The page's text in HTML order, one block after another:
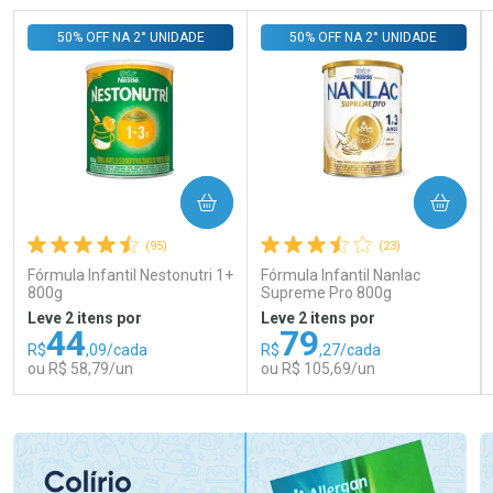
(95)
Fórmula Infantil Nestonutri 1+
800g
50% OFF NA 2° UNIDADE
Leve 2 itens por
R$44,09/cada
ou R$ 58,79/un
COMPRAR
(23)
Fórmula Infantil Nanlac
Supreme Pro 800g
50% OFF NA 2° UNIDADE
Leve 2 itens por
R$79,27/cada
ou R$ 105,69/un
COMPRAR
Laboratório
Por Menos